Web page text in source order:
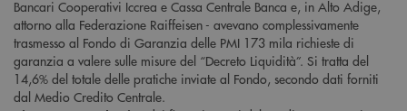
Bancari Cooperativi Iccrea e Cassa Centrale Banca e, in Alto Adige,
attorno alla Federazione Raiffeisen - avevano complessivamente
trasmesso al Fondo di Garanzia delle PMI 173 mila richieste di
garanzia a valere sulle misure del “Decreto Liquidità”. Si tratta del
14,6% del totale delle pratiche inviate al Fondo, secondo dati forniti
dal Medio Credito Centrale.